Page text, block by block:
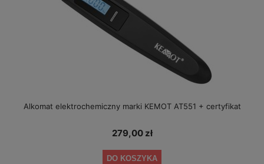
Alkomat elektrochemiczny marki KEMOT AT551 + certyfikat
279,00 zł
DO KOSZYKA